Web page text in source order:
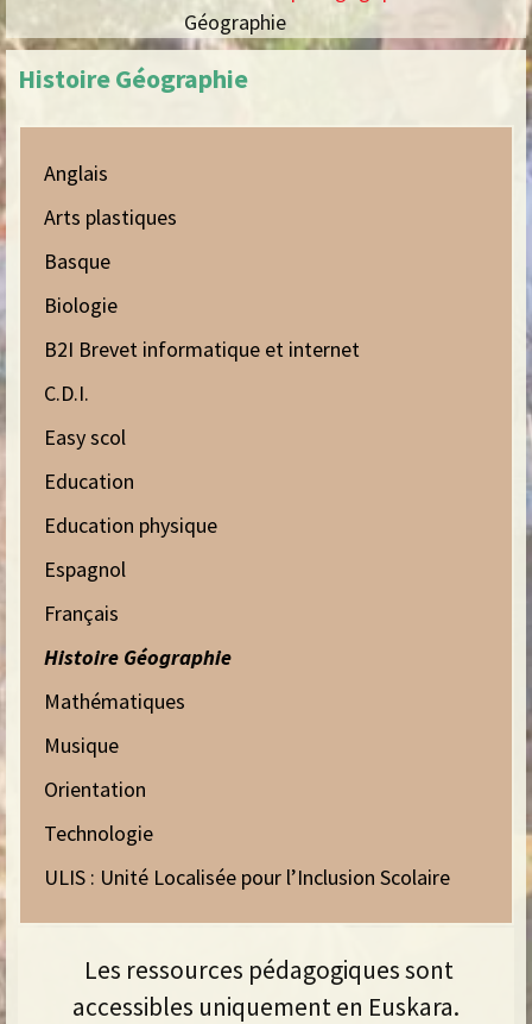
Géographie
Histoire Géographie
Anglais
Arts plastiques
Basque
Biologie
B2I Brevet informatique et internet
C.D.I.
Easy scol
Education
Education physique
Espagnol
Français
Histoire Géographie
Mathématiques
Musique
Orientation
Technologie
ULIS : Unité Localisée pour l’Inclusion Scolaire
Les ressources pédagogiques sont
accessibles uniquement en Euskara.